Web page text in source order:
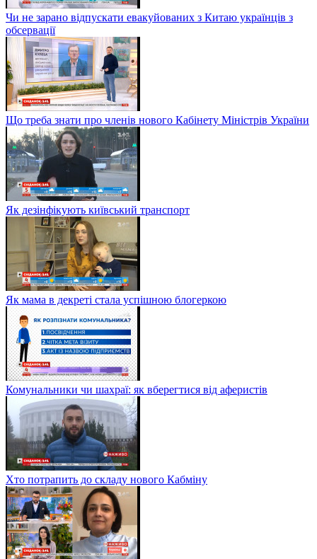
Чи не зарано відпускати евакуйованих з Китаю українців з
обсервації
Що треба знати про членів нового Кабінету Міністрів України
Як дезінфікують київський транспорт
Як мама в декреті стала успішною блогеркою
Комунальники чи шахраї: як вберегтися від аферистів
Хто потрапить до складу нового Кабміну